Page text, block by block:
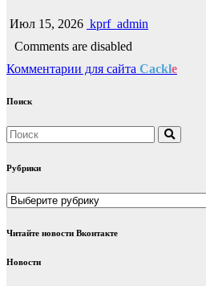
Июл 15, 2026 kprf_admin
Comments are disabled
Комментарии для сайта Cackle
Поиск
Рубрики
Рубрики
Читайте новости Вконтакте
Новости